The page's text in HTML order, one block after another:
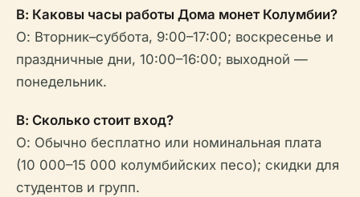
В: Каковы часы работы Дома монет Колумбии?
О: Вторник–суббота, 9:00–17:00; воскресенье и
праздничные дни, 10:00–16:00; выходной —
понедельник.
В: Сколько стоит вход?
О: Обычно бесплатно или номинальная плата
(10 000–15 000 колумбийских песо); скидки для
студентов и групп.